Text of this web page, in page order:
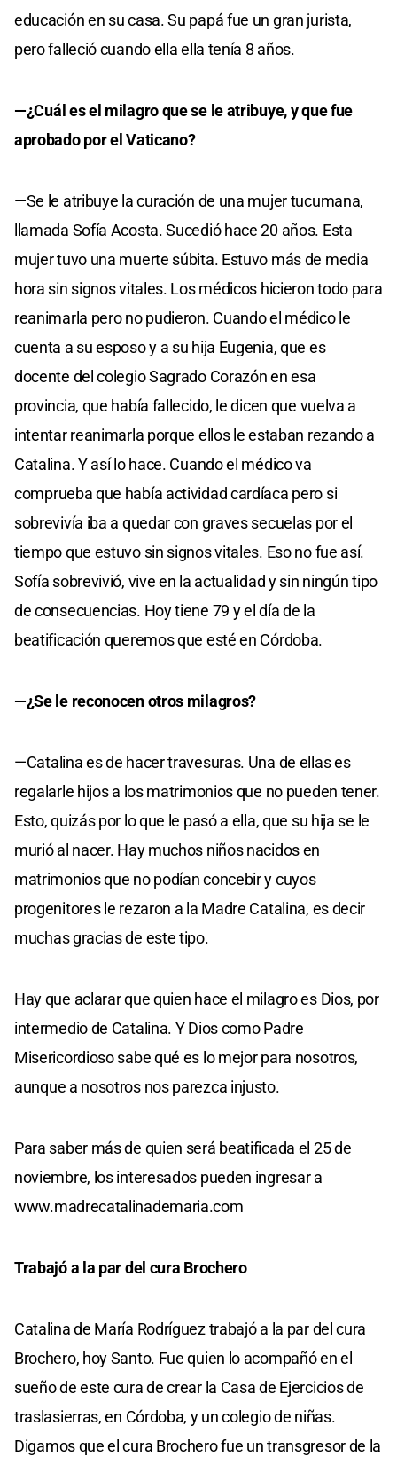
educación en su casa. Su papá fue un gran jurista,
pero falleció cuando ella ella tenía 8 años.
—¿Cuál es el milagro que se le atribuye, y que fue
aprobado por el Vaticano?
—Se le atribuye la curación de una mujer tucumana,
llamada Sofía Acosta. Sucedió hace 20 años. Esta
mujer tuvo una muerte súbita. Estuvo más de media
hora sin signos vitales. Los médicos hicieron todo para
reanimarla pero no pudieron. Cuando el médico le
cuenta a su esposo y a su hija Eugenia, que es
docente del colegio Sagrado Corazón en esa
provincia, que había fallecido, le dicen que vuelva a
intentar reanimarla porque ellos le estaban rezando a
Catalina. Y así lo hace. Cuando el médico va
comprueba que había actividad cardíaca pero si
sobrevivía iba a quedar con graves secuelas por el
tiempo que estuvo sin signos vitales. Eso no fue así.
Sofía sobrevivió, vive en la actualidad y sin ningún tipo
de consecuencias. Hoy tiene 79 y el día de la
beatificación queremos que esté en Córdoba.
—¿Se le reconocen otros milagros?
—Catalina es de hacer travesuras. Una de ellas es
regalarle hijos a los matrimonios que no pueden tener.
Esto, quizás por lo que le pasó a ella, que su hija se le
murió al nacer. Hay muchos niños nacidos en
matrimonios que no podían concebir y cuyos
progenitores le rezaron a la Madre Catalina, es decir
muchas gracias de este tipo.
Hay que aclarar que quien hace el milagro es Dios, por
intermedio de Catalina. Y Dios como Padre
Misericordioso sabe qué es lo mejor para nosotros,
aunque a nosotros nos parezca injusto.
Para saber más de quien será beatificada el 25 de
noviembre, los interesados pueden ingresar a
www.madrecatalinademaria.com
Trabajó a la par del cura Brochero
Catalina de María Rodríguez trabajó a la par del cura
Brochero, hoy Santo. Fue quien lo acompañó en el
sueño de este cura de crear la Casa de Ejercicios de
traslasierras, en Córdoba, y un colegio de niñas.
Digamos que el cura Brochero fue un transgresor de la